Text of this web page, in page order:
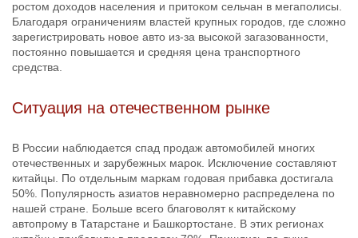
ростом доходов населения и притоком сельчан в мегаполисы.
Благодаря ограничениям властей крупных городов, где сложно
зарегистрировать новое авто из-за высокой загазованности,
постоянно повышается и средняя цена транспортного
средства.
Ситуация на отечественном рынке
В России наблюдается спад продаж автомобилей многих
отечественных и зарубежных марок. Исключение составляют
китайцы. По отдельным маркам годовая прибавка достигала
50%. Популярность азиатов неравномерно распределена по
нашей стране. Больше всего благоволят к китайскому
автопрому в Татарстане и Башкортостане. В этих регионах